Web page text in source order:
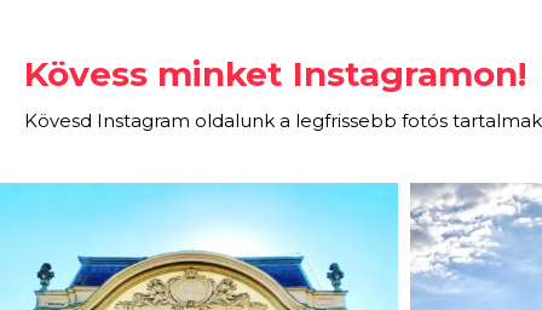
Kövess minket Instagramon!
Kövesd Instagram oldalunk a legfrissebb fotós